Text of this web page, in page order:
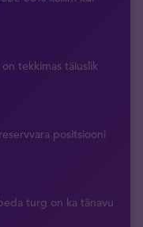
tekkimas täiuslik
positsiooni
turg on ka tänavu